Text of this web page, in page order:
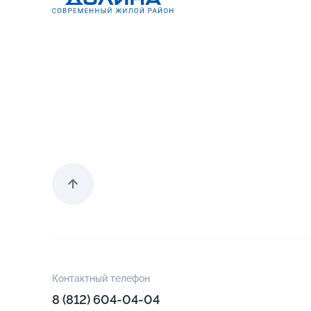
Контактный телефон
8 (812) 604-04-04